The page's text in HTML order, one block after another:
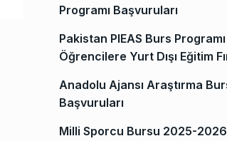
Programı Başvuruları
Pakistan PIEAS Burs
Öğrencilere Yurt Dışı Eğitim
Anadolu Ajansı Araştırma
Başvuruları
Milli Sporcu Bursu 2025-